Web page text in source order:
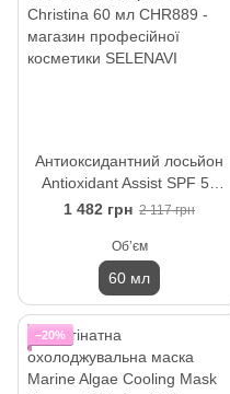
Антиоксидантний лосьйон
Antioxidant Assist SPF 50
Line Repair Fix Christina 60
1 482 грн 2 117 грн
Обʼєм
60 мл
−20%